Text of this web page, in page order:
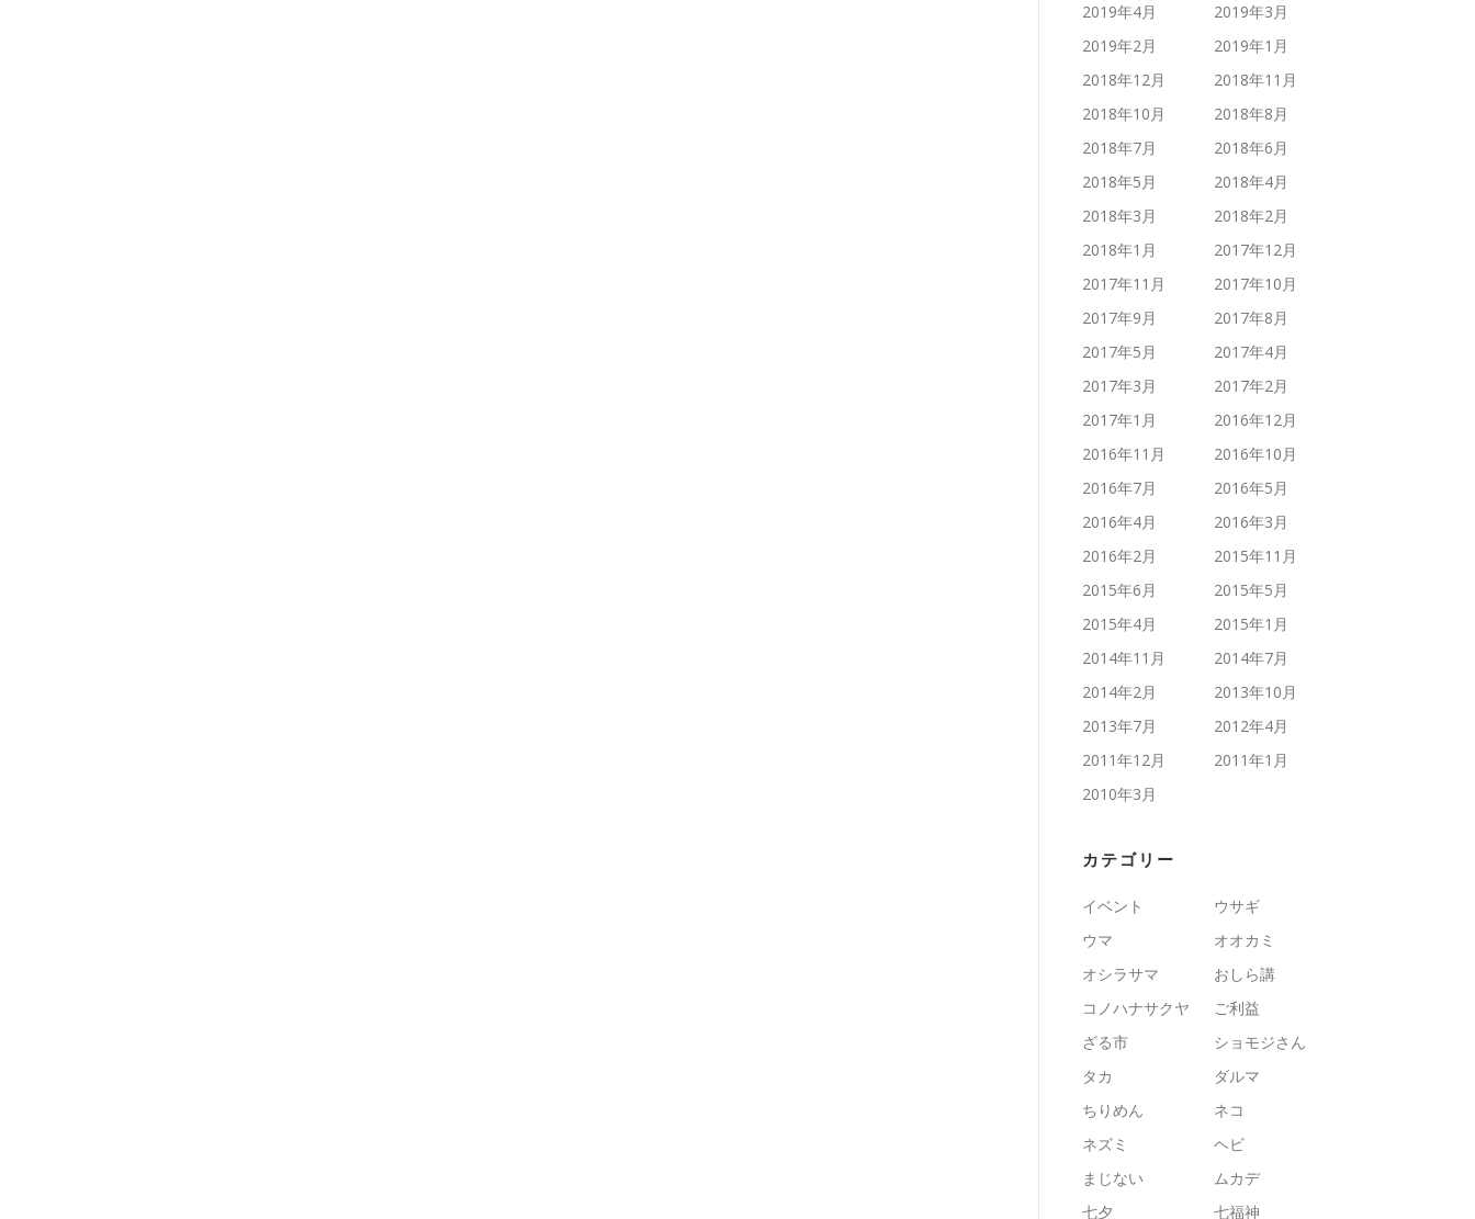
2019年4月
2019年3月
2019年2月
2019年1月
2018年12月
2018年11月
2018年10月
2018年8月
2018年7月
2018年6月
2018年5月
2018年4月
2018年3月
2018年2月
2018年1月
2017年12月
2017年11月
2017年10月
2017年9月
2017年8月
2017年5月
2017年4月
2017年3月
2017年2月
2017年1月
2016年12月
2016年11月
2016年10月
2016年7月
2016年5月
2016年4月
2016年3月
2016年2月
2015年11月
2015年6月
2015年5月
2015年4月
2015年1月
2014年11月
2014年7月
2014年2月
2013年10月
2013年7月
2012年4月
2011年12月
2011年1月
2010年3月
カテゴリー
イベント
ウサギ
ウマ
オオカミ
オシラサマ
おしら講
コノハナサクヤ
ご利益
ざる市
ショモジさん
タカ
ダルマ
ちりめん
ネコ
ネズミ
ヘビ
まじない
ムカデ
七夕
七福神